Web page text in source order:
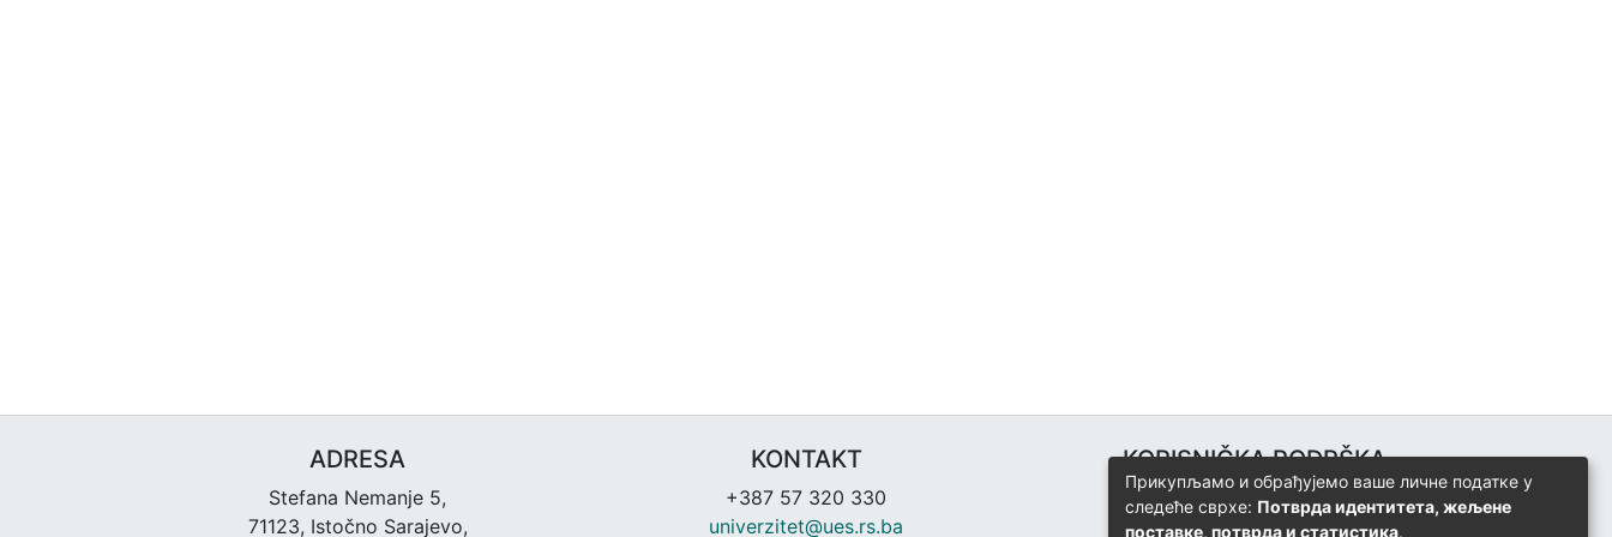
ADRESA
Stefana Nemanje 5,
71123, Istočno Sarajevo,
KONTAKT
+387 57 320 330
univerzitet@ues.rs.ba
KORISNIČKA PODRŠKA
Univerzitetski računarski centar
+387 57 320 140
Прикупљамо и обрађујемо ваше личне податке у
следеће сврхе: Потврда идентитета, жељене
поставке, потврда и статистика.